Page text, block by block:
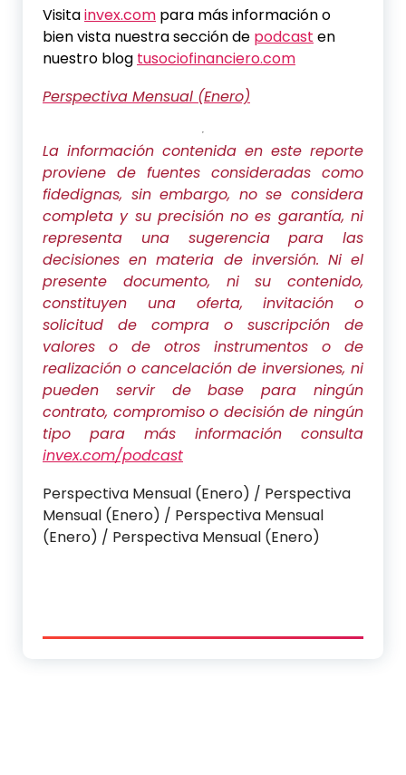
Visitainvex.com para más información o
bien vista nuestra sección de podcast en
nuestro blog tusociofinanciero.com
Perspectiva Mensual (Enero)
La información contenida en este reporte
proviene de fuentes consideradas como
fidedignas, sin embargo, no se considera
completa y su precisión no es garantía, ni
representa una sugerencia para las
decisiones en materia de inversión. Ni el
presente documento, ni su contenido,
constituyen una oferta, invitación o
solicitud de compra o suscripción de
valores o de otros instrumentos o de
realización o cancelación de inversiones, ni
pueden servir de base para ningún
contrato, compromiso o decisión de ningún
tipo para más información consulta
invex.com/podcast
Perspectiva Mensual (Enero) / Perspectiva
Mensual (Enero) / Perspectiva Mensual
(Enero) / Perspectiva Mensual (Enero)